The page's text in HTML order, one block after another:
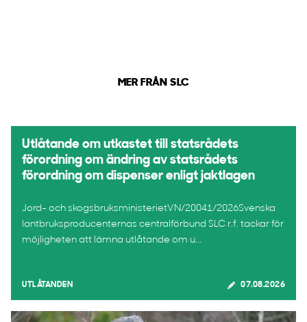
MER FRÅN SLC
Utlåtande om utkastet till statsrådets
förordning om ändring av statsrådets
förordning om dispenser enligt jaktlagen
Jord- och skogsbruksministerietVN/20041/2026Svenska
lantbruksproducenternas centralförbund SLC r.f. tackar för
möjligheten att lämna utlåtande om u...
UTLÅTANDEN 07.08.2026